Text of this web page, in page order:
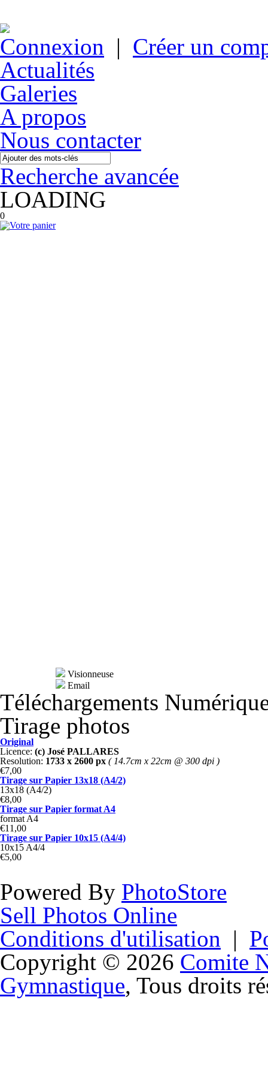
Connexion | Créer un
Actualités
Galeries
A propos
Nous contacter
Recherche avancée
LOADING
0
Visionneuse
Email
Téléchargements
Tirage photos
Original
Licence: (c) José PALLARES
Resolution: 1733 x 2600 px ( 14.7cm x 22cm @ 300 dpi )
€7,00
Tirage sur Papier 13x18 (A4/2)
13x18 (A4/2)
€8,00
Tirage sur Papier format A4
format A4
€11,00
Tirage sur Papier 10x15 (A4/4)
10x15 A4/4
€5,00
Powered By PhotoStore
Sell Photos Online
Conditions d'utilisation |
Copyright © 2026 Comite
Gymnastique, Tous droits